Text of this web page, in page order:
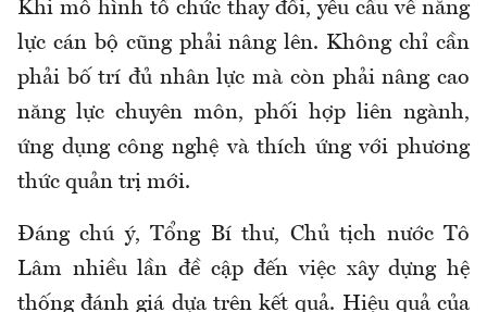
Khi mô hình tổ chức thay đổi, yêu cầu về năng
lực cán bộ cũng phải nâng lên. Không chỉ cần
phải bố trí đủ nhân lực mà còn phải nâng cao
năng lực chuyên môn, phối hợp liên ngành,
ứng dụng công nghệ và thích ứng với phương
thức quản trị mới.
Đáng chú ý, Tổng Bí thư, Chủ tịch nước Tô
Lâm nhiều lần đề cập đến việc xây dựng hệ
thống đánh giá dựa trên kết quả. Hiệu quả của